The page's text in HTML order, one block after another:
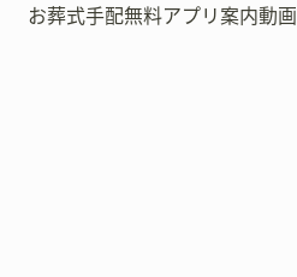
お葬式手配無料アプリ案内動画